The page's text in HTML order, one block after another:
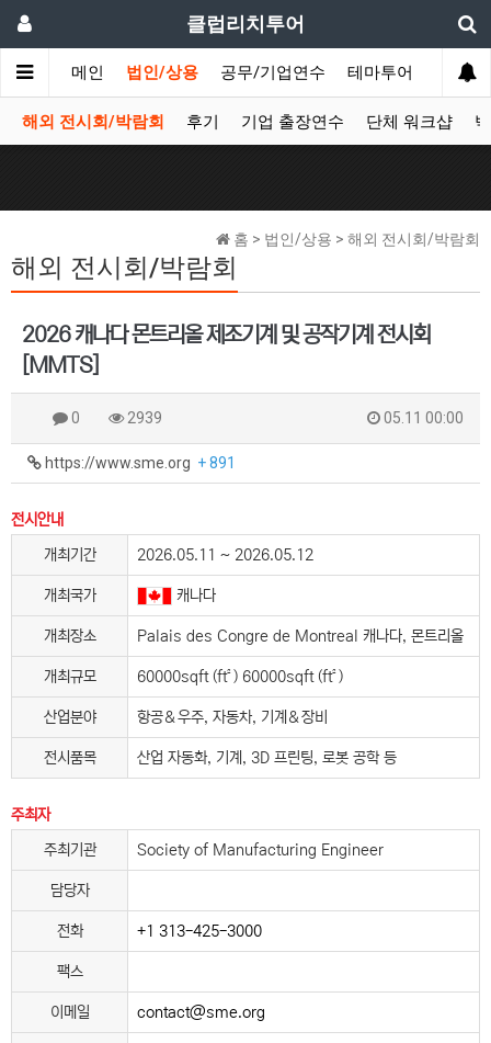
클럽리치투어
메인 법인/상용 공무/기업연수 테마투어 데이투
해외 전시회/박람회 후기 기업 출장연수 단체 워크샵
홈 > 법인/상용 > 해외 전시회/박람회
해외 전시회/박람회
2026 캐나다 몬트리올 제조기계 및 공작기계 전시회
[MMTS]
0 2939 05.11 00:00
https://www.sme.org + 891
전시안내
개최기간
2026.05.11 ~ 2026.05.12
개최국가 캐나다
개최장소 Palais des Congre de Montreal 캐나다, 몬트리올
개최규모 60000sqft (ft²) 60000sqft (ft²)
산업분야 항공＆우주, 자동차, 기계＆장비
전시품목 산업 자동화, 기계, 3D 프린팅, 로봇 공학 등
주최자
주최기관
Society of Manufacturing Engineer
담당자
전화 +1 313-425-3000
팩스
이메일 contact@sme.org